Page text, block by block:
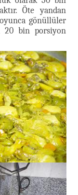
Öte yandan
gönüllüler
20 bin porsiyon